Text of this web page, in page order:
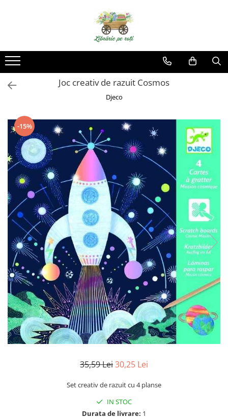
Joc creativ de razuit Cosmos
Djeco
-15%
35,59 Lei30,25 Lei
Set creativ de razuit cu 4 planse
IN STOC
Durata de livrare: 1